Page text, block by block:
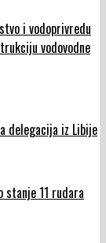
i vodoprivredu
vodovodne
delegacija iz Libije
stanje 11 rudara